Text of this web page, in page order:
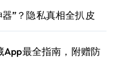
”？隐私真相全扒皮
App最全指南，附赠防